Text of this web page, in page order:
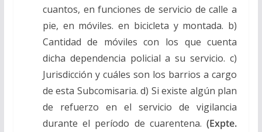
cuantos, en funciones de servicio de calle a
pie, en móviles. en bicicleta y montada. b)
Cantidad de móviles con los que cuenta
dicha dependencia policial a su servicio. c)
Jurisdicción y cuáles son los barrios a cargo
de esta Subcomisaria. d) Si existe algún plan
de refuerzo en el servicio de vigilancia
durante el período de cuarentena.(Expte.